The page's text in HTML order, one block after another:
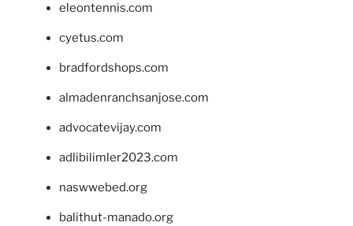
eleontennis.com
cyetus.com
bradfordshops.com
almadenranchsanjose.com
advocatevijay.com
adlibilimler2023.com
naswwebed.org
balithut-manado.org